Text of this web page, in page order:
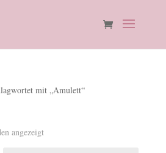
mit „Amulett“
angezeigtNach